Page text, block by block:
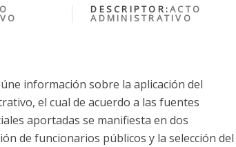
DESCRIPTOR:ACTO
ADMINISTRATIVO
información sobre la aplicación del
el cual de acuerdo a las fuentes
aportadas se manifiesta en dos
de funcionarios públicos y la selección del